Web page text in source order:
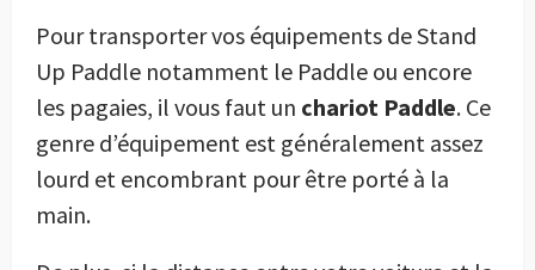
Pour transporter vos équipements de Stand
Up Paddle notamment le Paddle ou encore
les pagaies, il vous faut un chariot Paddle. Ce
genre d’équipement est généralement assez
lourd et encombrant pour être porté à la
main.